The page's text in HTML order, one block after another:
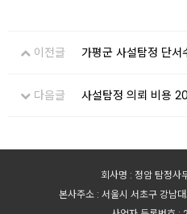
이전글
가평군 사설탐정 단
다음글
사설탐정 의뢰 비용
회사명 : 정암 탐정사
본사주소 : 서울시 서초구 강남